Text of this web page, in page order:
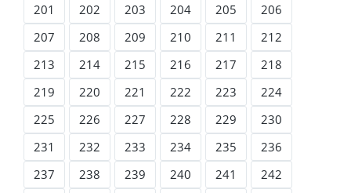
201
202 203 204 205
206
207
208 209 210 211
212
213
214 215 216 217
218
219
220 221 222 223
224
225
226 227 228 229
230
231
232 233 234 235
236
237
238 239 240 241
242